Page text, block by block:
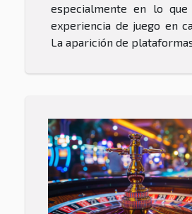
especialmente en lo
experiencia de juego en
La aparición de